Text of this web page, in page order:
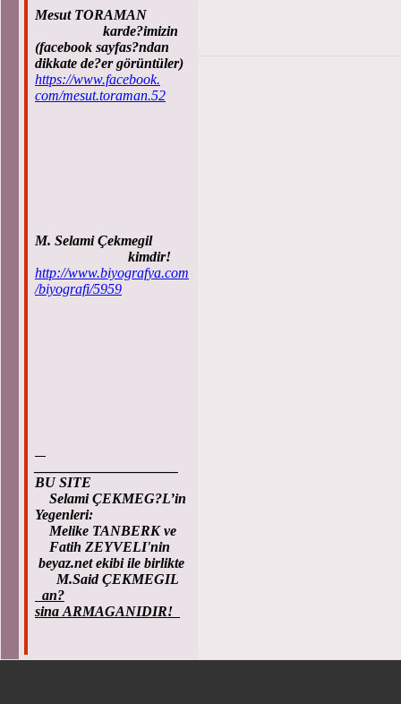
Mesut TORAMAN
karde?imizin
(facebook sayfas?ndan
dikkate de?er görüntüler)
https://www.facebook.
com/mesut.toraman.52
M. Selami Çekmegil
kimdir!
http://www.biyografya.com
/biyografi/5959
BU SITE
Selami ÇEKMEG?L’in
Yegenleri:
Melike TANBERK ve
Fatih ZEYVELI'nin
beyaz.net ekibi ile birlikte
M.Said ÇEKMEGIL
an?
sina ARMAGANIDIR!